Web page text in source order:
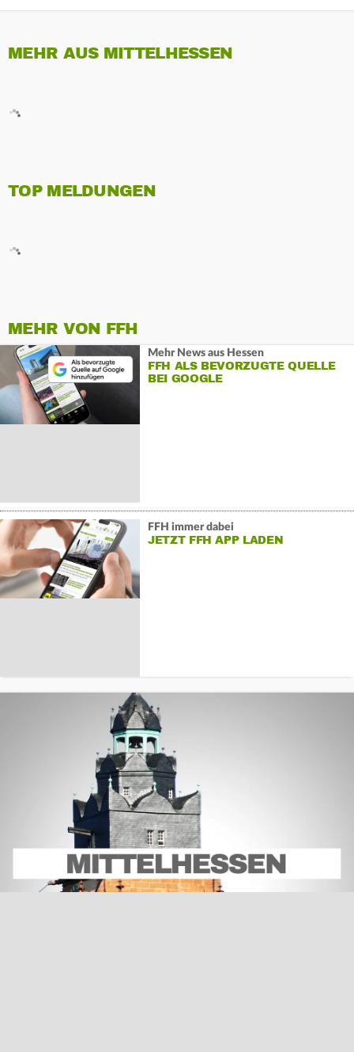
MEHR AUS MITTELHESSEN
TOP MELDUNGEN
MEHR VON FFH
Mehr News aus Hessen
FFH ALS BEVORZUGTE QUELLE
BEI GOOGLE
FFH immer dabei
JETZT FFH APP LADEN